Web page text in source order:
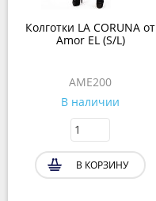
Колготки LA CORUNA от
Amor EL (S/L)
AME200
В наличии
В КОРЗИНУ